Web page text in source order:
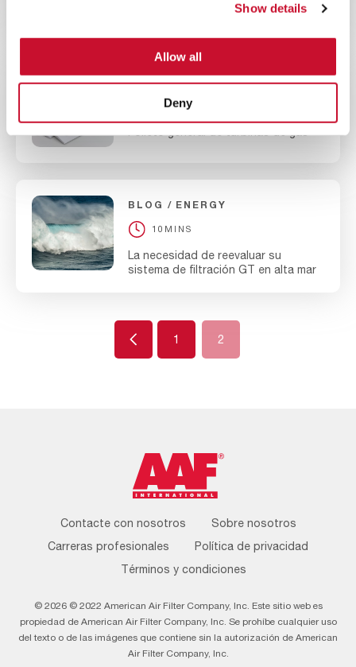
Show details
Allow all
Deny
Folleto DuraShield S
CATÁLOGOS ENERGY
10MINS
BLOG ENERGY
10MINS
La necesidad de reevaluar su
sistema de filtración GT en alta mar
Previous
1 2
Footer
Menu
Contacte con nosotros
Sobre nosotros
Carreras profesionales
Política de privacidad
Términos y condiciones
© 2026 © 2022 American Air Filter Company, Inc. Este sitio web es
propiedad de American Air Filter Company, Inc. Se prohíbe cualquier uso
del texto o de las imágenes que contiene sin la autorización de American
Air Filter Company, Inc.